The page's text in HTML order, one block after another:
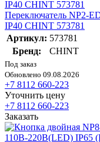
Переключатель NP2-
IP40 CHINT 573781
Артикул: 573781
Бренд:
CHINT
Под заказ
Обновлено 09.08.2026
+7 8112 660-223
Уточнить цену
+7 8112 660-223
Заказать